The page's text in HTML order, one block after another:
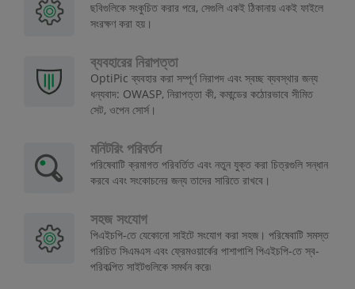
ছবিগুলিকে সংকুচিত করার পরে, সেগুলি একই ঠিকানায় একই ফাইলে
সংরক্ষণ করা হয়।
ব্যবহারের নিরাপত্তা
OptiPic ব্যবহার করা সম্পূর্ণ নিরাপদ এবং স্বচ্ছ ব্যবস্থার জন্য
ধন্যবাদ: OWASP, নিরাপত্তা কী, কমান্ডের কঠোরভাবে সীমিত
সেট, ওপেন সোর্স।
মনিটরিং পরিবর্তন
পরিষেবাটি ক্রমাগত পরিবর্তিত এবং নতুন যুক্ত করা চিত্রগুলি সন্ধান
করবে এবং সংকোচনের জন্য তাদের সারিতে রাখবে।
সহজ সংযোগ
পিএইচপি-তে যেকোনো সাইটে সংযোগ করা সহজ। পরিষেবাটি সমস্ত
পরিচিত সিএমএস এবং ফ্রেমওয়ার্কের পাশাপাশি পিএইচপি-তে স্ব-
পরিকল্পিত সাইটগুলিকে সমর্থন করে৷